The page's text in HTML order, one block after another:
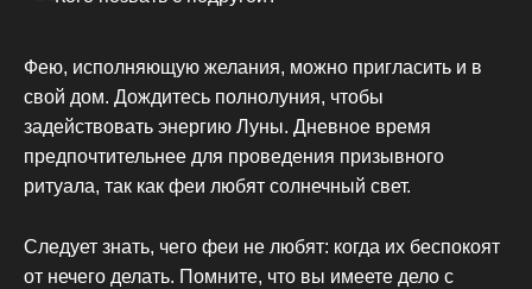
Фею, исполняющую желания, можно пригласить и в
свой дом. Дождитесь полнолуния, чтобы
задействовать энергию Луны. Дневное время
предпочтительнее для проведения призывного
ритуала, так как феи любят солнечный свет.
Следует знать, чего феи не любят: когда их беспокоят
от нечего делать. Помните, что вы имеете дело с